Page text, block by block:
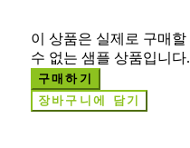
이 상품은 실제로 구매할
수 없는 샘플 상품입니다.
구매하기
장바구니에 담기